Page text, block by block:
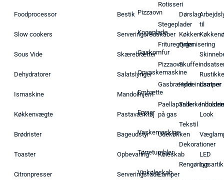
Foodprocessor
Slow cookers
Sous Vide
Dehydratorer
Ismaskine
Køkkenvægte
Brødrister
Toaster
Citronpresser
Bestik
Serveringsredskaber
Skærebrætter
Salatslynger
Mandolinjern
Pastaværktøj
Bageudstyr
Opbevaring
Serveringsfade
Pizzaovn
Kogeplade
Gaskomfur
Opvaskemaskine
Emhætte
Fryser
Vaskemaskine
Tørretumbler
Vinkøleskab
Rotisseri
Stegeplader
Frituregryder
Pizzaovn
Gasbrænder
Paellapande
på gas
Udekøkken
Køleskab
Lamper
Dørslag
Køkken
Organisering
Hyldeindsatser
Tekstil
Dekorationer
til
Rustikke
Lamper
Look
LED
Lys